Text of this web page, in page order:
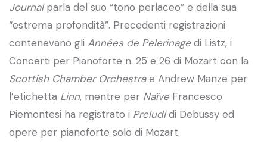
Journalparla del suo “tono perlaceo” e della sua
“estrema profondità”. Precedenti registrazioni
contenevano gli Années de Pelerinagedi Listz, i
Concerti per Pianoforte n. 25 e 26 di Mozart con la
Scottish Chamber Orchestrae Andrew Manze per
l’etichetta Linn, mentre per NaïveFrancesco
Piemontesi ha registrato i Preludidi Debussy ed
opere per pianoforte solo di Mozart.